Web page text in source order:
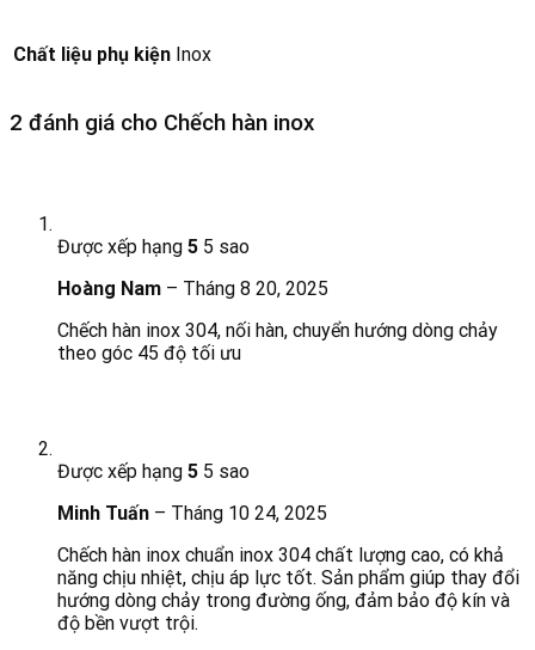
Chất liệu phụ kiện Inox
2 đánh giá cho Chếch hàn inox
Được xếp hạng 5 5 sao
Hoàng Nam – Tháng 8 20, 2025
Chếch hàn inox 304, nối hàn, chuyển hướng dòng chảy
theo góc 45 độ tối ưu
Được xếp hạng 5 5 sao
Minh Tuấn – Tháng 10 24, 2025
Chếch hàn inox chuẩn inox 304 chất lượng cao, có khả
năng chịu nhiệt, chịu áp lực tốt. Sản phẩm giúp thay đổi
hướng dòng chảy trong đường ống, đảm bảo độ kín và
độ bền vượt trội.